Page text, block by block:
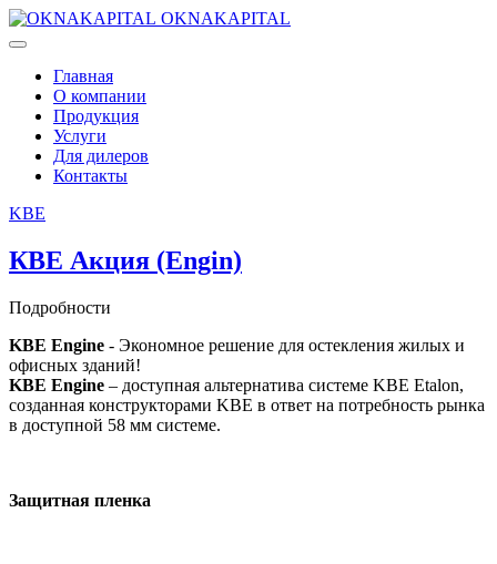
OKNAKAPITAL
Главная
О компании
Продукция
Услуги
Для дилеров
Контакты
KBE
КВЕ Акция (Engin)
Подробности
KBE Engine - Экономное решение для остекления жилых и
офисных зданий!
KBE Engine – доступная альтернатива системе KBE Etalon,
созданная конструкторами KBE в ответ на потребность рынка
в доступной 58 мм системе.
Защитная пленка